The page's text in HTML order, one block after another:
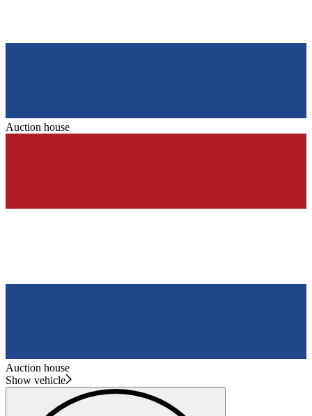
Auction house
Auction house
Show vehicle